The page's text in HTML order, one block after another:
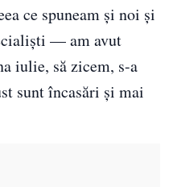
ce spuneam și noi și
— am avut
iulie, să zicem, s-a
sunt încasări și mai